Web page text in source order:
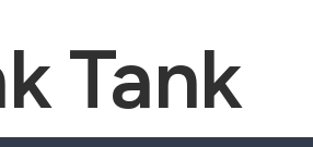
Tank